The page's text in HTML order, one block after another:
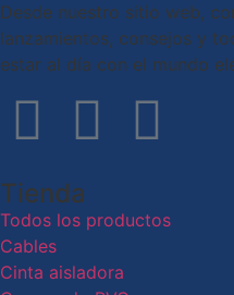
Desde nuestro sitio web,
lanzamientos, consejos y
estar al día con el mundo
Tienda
Todos los productos
Cables
Cinta aisladora